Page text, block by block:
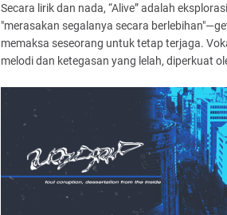
Secara lirik dan nada, “Alive” adalah
"merasakan segalanya secara
memaksa seseorang untuk tetap terjaga.
melodi dan ketegasan yang lelah, diperkuat